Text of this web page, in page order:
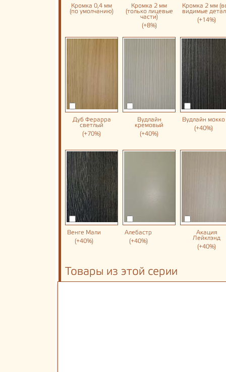
Кромка 0,4 мм
(по умолчанию)
Кромка 2 мм
(только лицевые
части)
(+8%)
Кромка 2 мм
видимые
(+14%)
Дуб Ферарра
светлый
(+70%)
Вудлайн
кремовый
(+40%)
Вудлайн мокко
(+40%)
Венге Мали
(+40%)
Алебастр
(+40%)
Акация
Лейклэнд
(+40%)
Товары из этой серии